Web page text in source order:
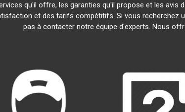
qu'il offre, les garanties qu'il propose et les avis
et des tarifs compétitifs. Si vous recherchez
pas à contacter notre équipe d'experts. Nous